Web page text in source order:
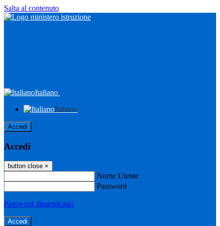
Salta al contenuto
Italiano
Italiano
Accedi
Accedi
button close ×
Nome Utente
Password
Password dimenticata?